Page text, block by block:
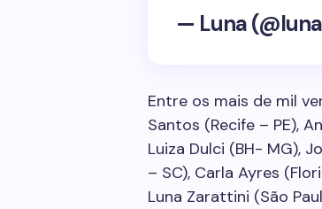
— Luna
Entre os mais de mil
Santos (Recife – PE),
Luiza Dulci (BH- MG),
– SC), Carla Ayres
Luna Zarattini (São